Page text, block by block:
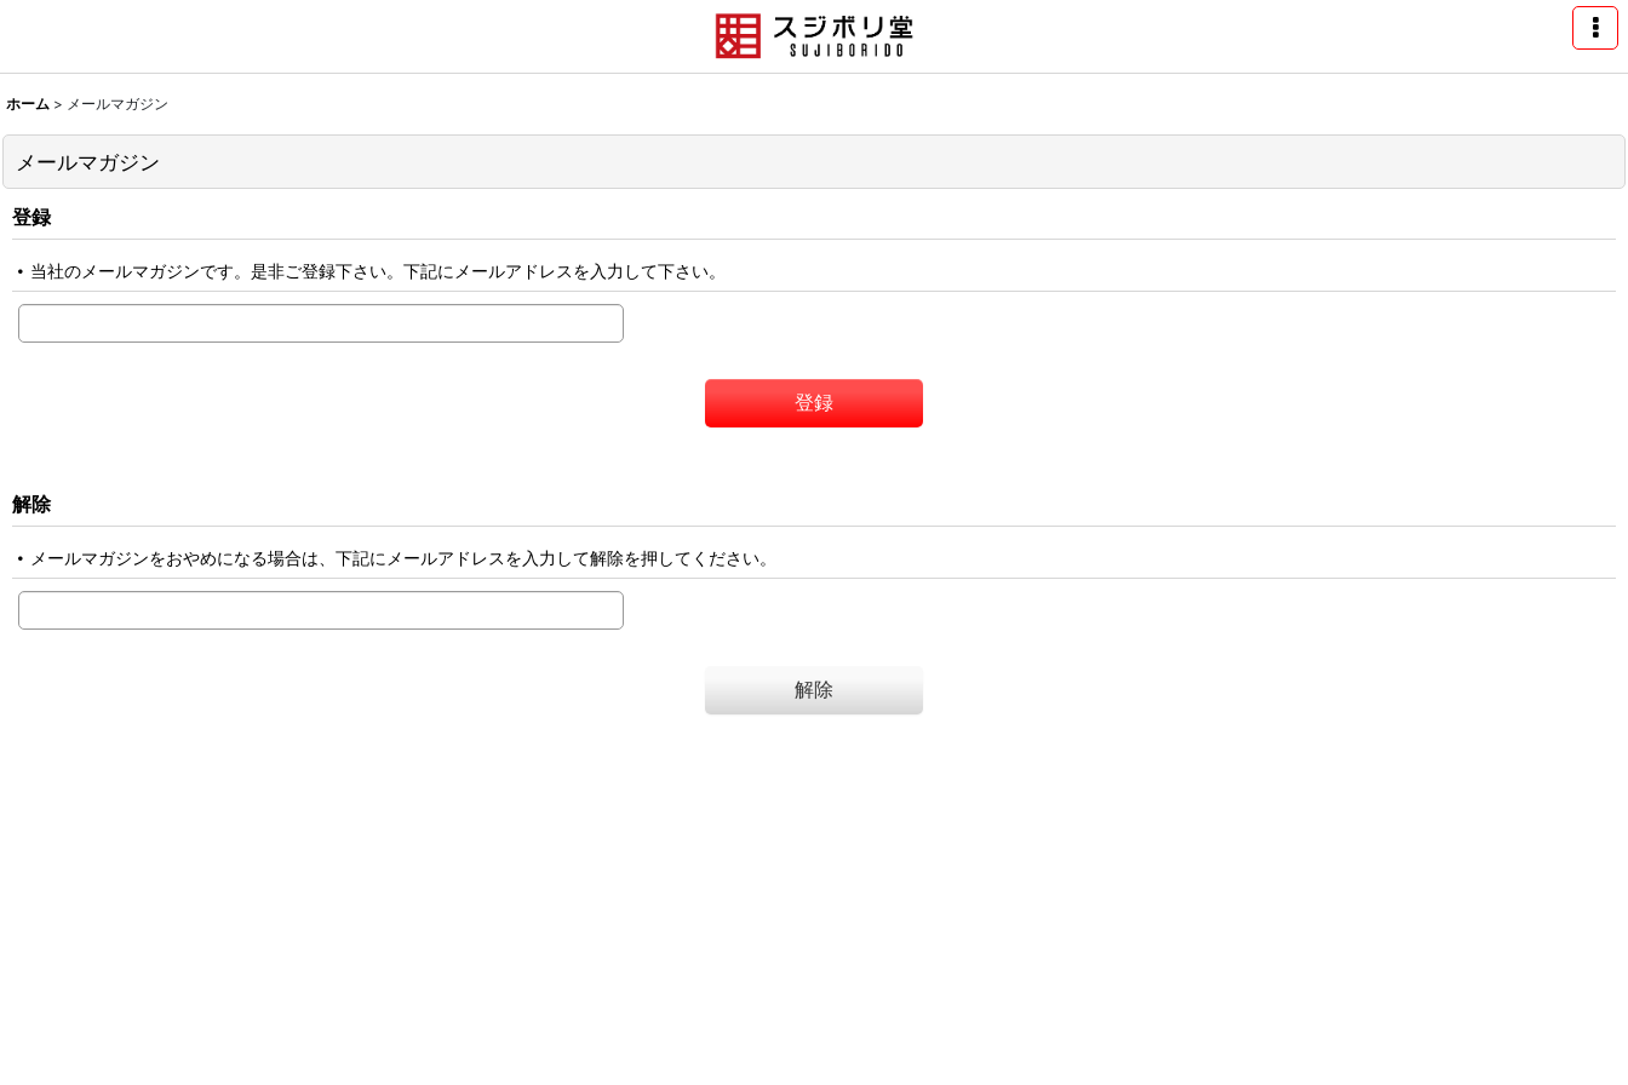
ホーム > メールマガジン
メールマガジン
登録
当社のメールマガジンです。是非ご登録下さい。下記にメールアドレスを入力して下さい。
登録
解除
メールマガジンをおやめになる場合は、下記にメールアドレスを入力して解除を押してください。
解除